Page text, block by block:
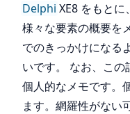
Delphi XE8 をもと
様々な要素の概要を
でのきっかけになる
いです。 なお、こ
個人的なメモです。
ます。網羅性がない